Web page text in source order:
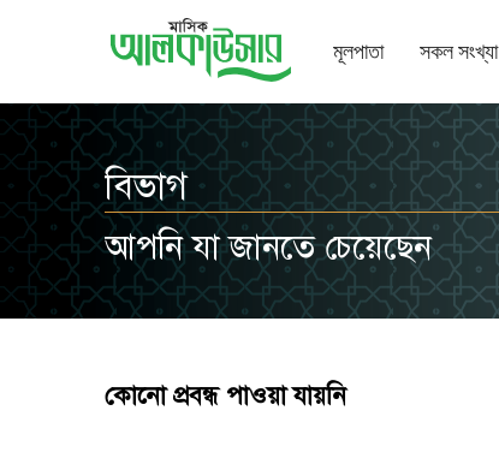
মূলপাতা সকল সংখ্যা
বিভাগ
আপনি যা জানতে চেয়েছেন
কোনো প্রবন্ধ পাওয়া যায়নি